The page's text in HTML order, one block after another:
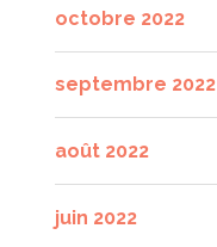
octobre 2022
septembre 2022
août 2022
juin 2022